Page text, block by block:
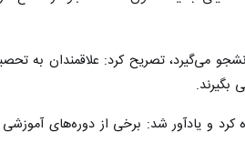
می‌گیرد، تصریح کرد: علاقمندان به
بگیرند.
کرد و یادآور شد: برخی از دوره‌های